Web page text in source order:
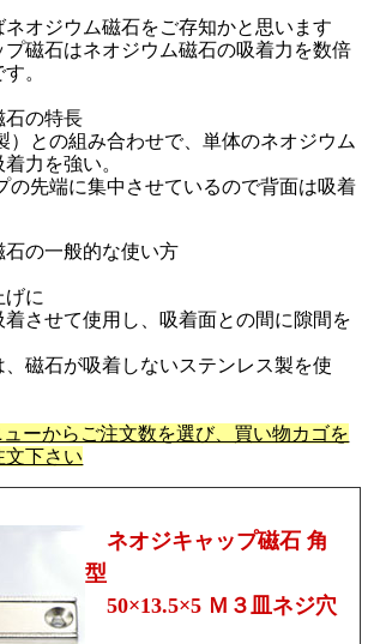
オジウム磁石をご存知かと思います
プ磁石はネオジウム磁石の吸着力を数倍
。
石の特長
）との組み合わせで、単体のネオジウム
力を強い。
の先端に集中させているので背面は吸着
の一般的な使い方
げに
着させて使用し、吸着面との間に隙間を
、磁石が吸着しないステンレス製を使
ーからご注文数を選び、買い物カゴを
文下さい
ネオジキャップ磁石 角
型
50×13.5×5 Ｍ３皿ネジ穴